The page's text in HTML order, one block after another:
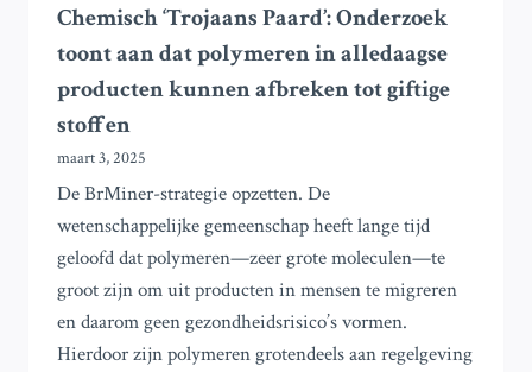
Chemisch ‘Trojaans Paard’: Onderzoek
toont aan dat polymeren in alledaagse
producten kunnen afbreken tot giftige
stoffen
maart 3, 2025
De BrMiner-strategie opzetten. De
wetenschappelijke gemeenschap heeft lange tijd
geloofd dat polymeren—zeer grote moleculen—te
groot zijn om uit producten in mensen te migreren
en daarom geen gezondheidsrisico’s vormen.
Hierdoor zijn polymeren grotendeels aan regelgeving